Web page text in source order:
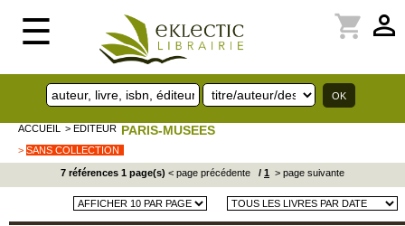
☰ perm_identity
shopping_cart
ACCUEIL > EDITEUR PARIS-MUSEES
> SANS COLLECTION
7 références 1 page(s) < page précédente / 1 > page suivante